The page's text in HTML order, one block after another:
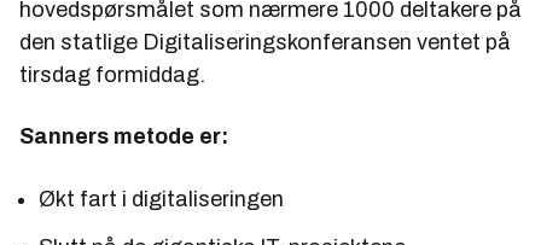
hovedspørsmålet som nærmere 1000 deltakere på
den statlige Digitaliseringskonferansen ventet på
tirsdag formiddag.
Sanners metode er:
Økt fart i digitaliseringen